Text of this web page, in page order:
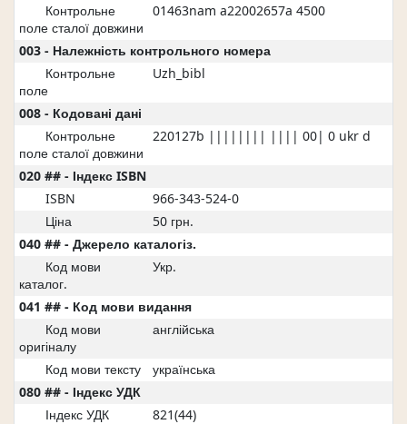
Контрольне
поле сталої довжини
01463nam a22002657a 4500
003 - Належність контрольного номера
Контрольне
поле
Uzh_bibl
008 - Кодовані дані
Контрольне
поле сталої довжини
220127b |||||||| |||| 00| 0 ukr d
020 ## - Індекс ISBN
ISBN
966-343-524-0
Ціна
50 грн.
040 ## - Джерело каталогіз.
Код мови
каталог.
Укр.
041 ## - Код мови видання
Код мови
оригіналу
англійська
Код мови тексту
українська
080 ## - Індекс УДК
Індекс УДК
821(44)